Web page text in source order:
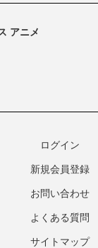
ログイン
新規会員登録
お問い合わせ
よくある質問
サイトマップ